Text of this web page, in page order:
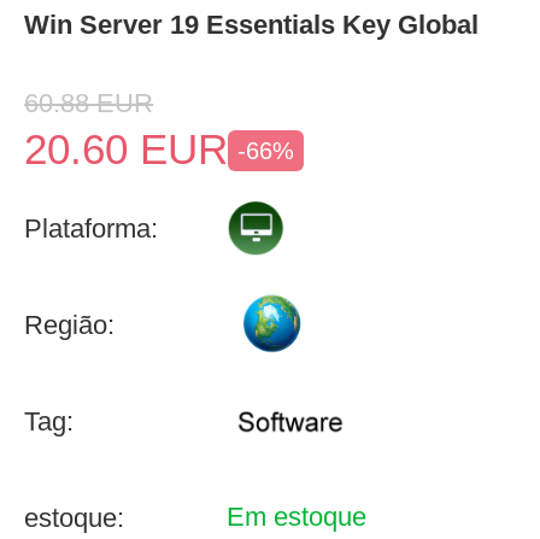
Win Server 19 Essentials Key Global
60.88 EUR
20.60 EUR -66%
Plataforma:
Região:
Tag:
estoque: Em estoque